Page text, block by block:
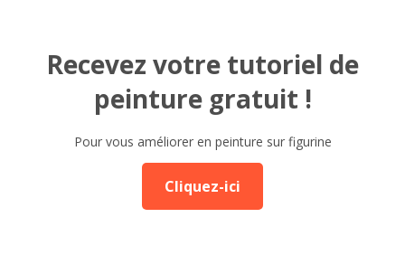
Recevez votre tutoriel de
peinture gratuit !
Pour vous améliorer en peinture sur figurine
Cliquez-ici